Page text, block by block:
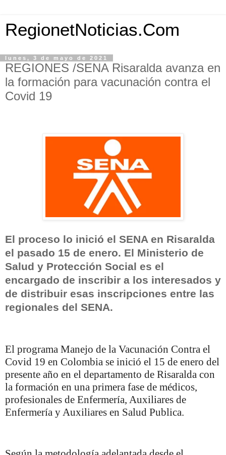
RegionetNoticias.Com
lunes, 3 de mayo de 2021
REGIONES /SENA Risaralda avanza en
la formación para vacunación contra el
Covid 19
El proceso lo inició el SENA en Risaralda
el pasado 15 de enero. El Ministerio de
Salud y Protección Social es el
encargado de inscribir a los interesados y
de distribuir esas inscripciones entre las
regionales del SENA.
El programa Manejo de la Vacunación Contra el
Covid 19 en Colombia se inició el 15 de enero del
presente año en el departamento de Risaralda con
la formación en una primera fase de médicos,
profesionales de Enfermería, Auxiliares de
Enfermería y Auxiliares en Salud Publica.